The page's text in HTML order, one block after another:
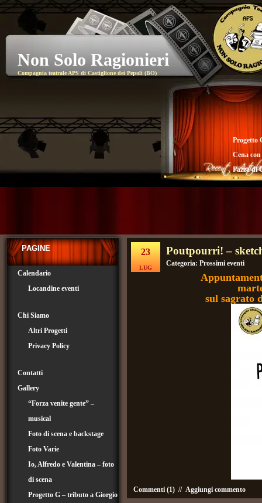
Non Solo Ragionieri
Compagnia teatrale APS di Castiglione dei Pepoli (BO)
Progetto
Cena
Pazza di
PAGINE
Calendario
Locandine eventi
Chi Siamo
Altri Progetti
Privacy Policy
Contatti
Gallery
“Forza venite gente” –
musical
Foto di scena e backstage
Foto Varie
Io, Alfredo e Valentina – foto
di scena
Progetto G – tributo a Giorgio
23
LUG
Poutpourri! –
Categoria: Prossimi eventi
sul sagrato
Commenti (1) // Aggiungi commento